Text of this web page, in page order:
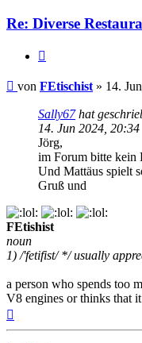
Re: Diverse
Beitrag
von FEtischist» 14.
Sally67hat
14. Jun 2024, 20:34
Jörg,
im Forum bitte kein
Und Mattäus spielt
Gruß und
FEtishist
noun
1) /'fetifist/ */ usually
a person who spends too
V8 engines or thinks that
oben